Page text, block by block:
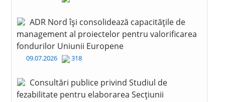
ADR Nord își consolidează capacitățile de
management al proiectelor pentru valorificarea
fondurilor Uniunii Europene
09.07.2026 318
Consultări publice privind Studiul de
fezabilitate pentru elaborarea Secțiunii